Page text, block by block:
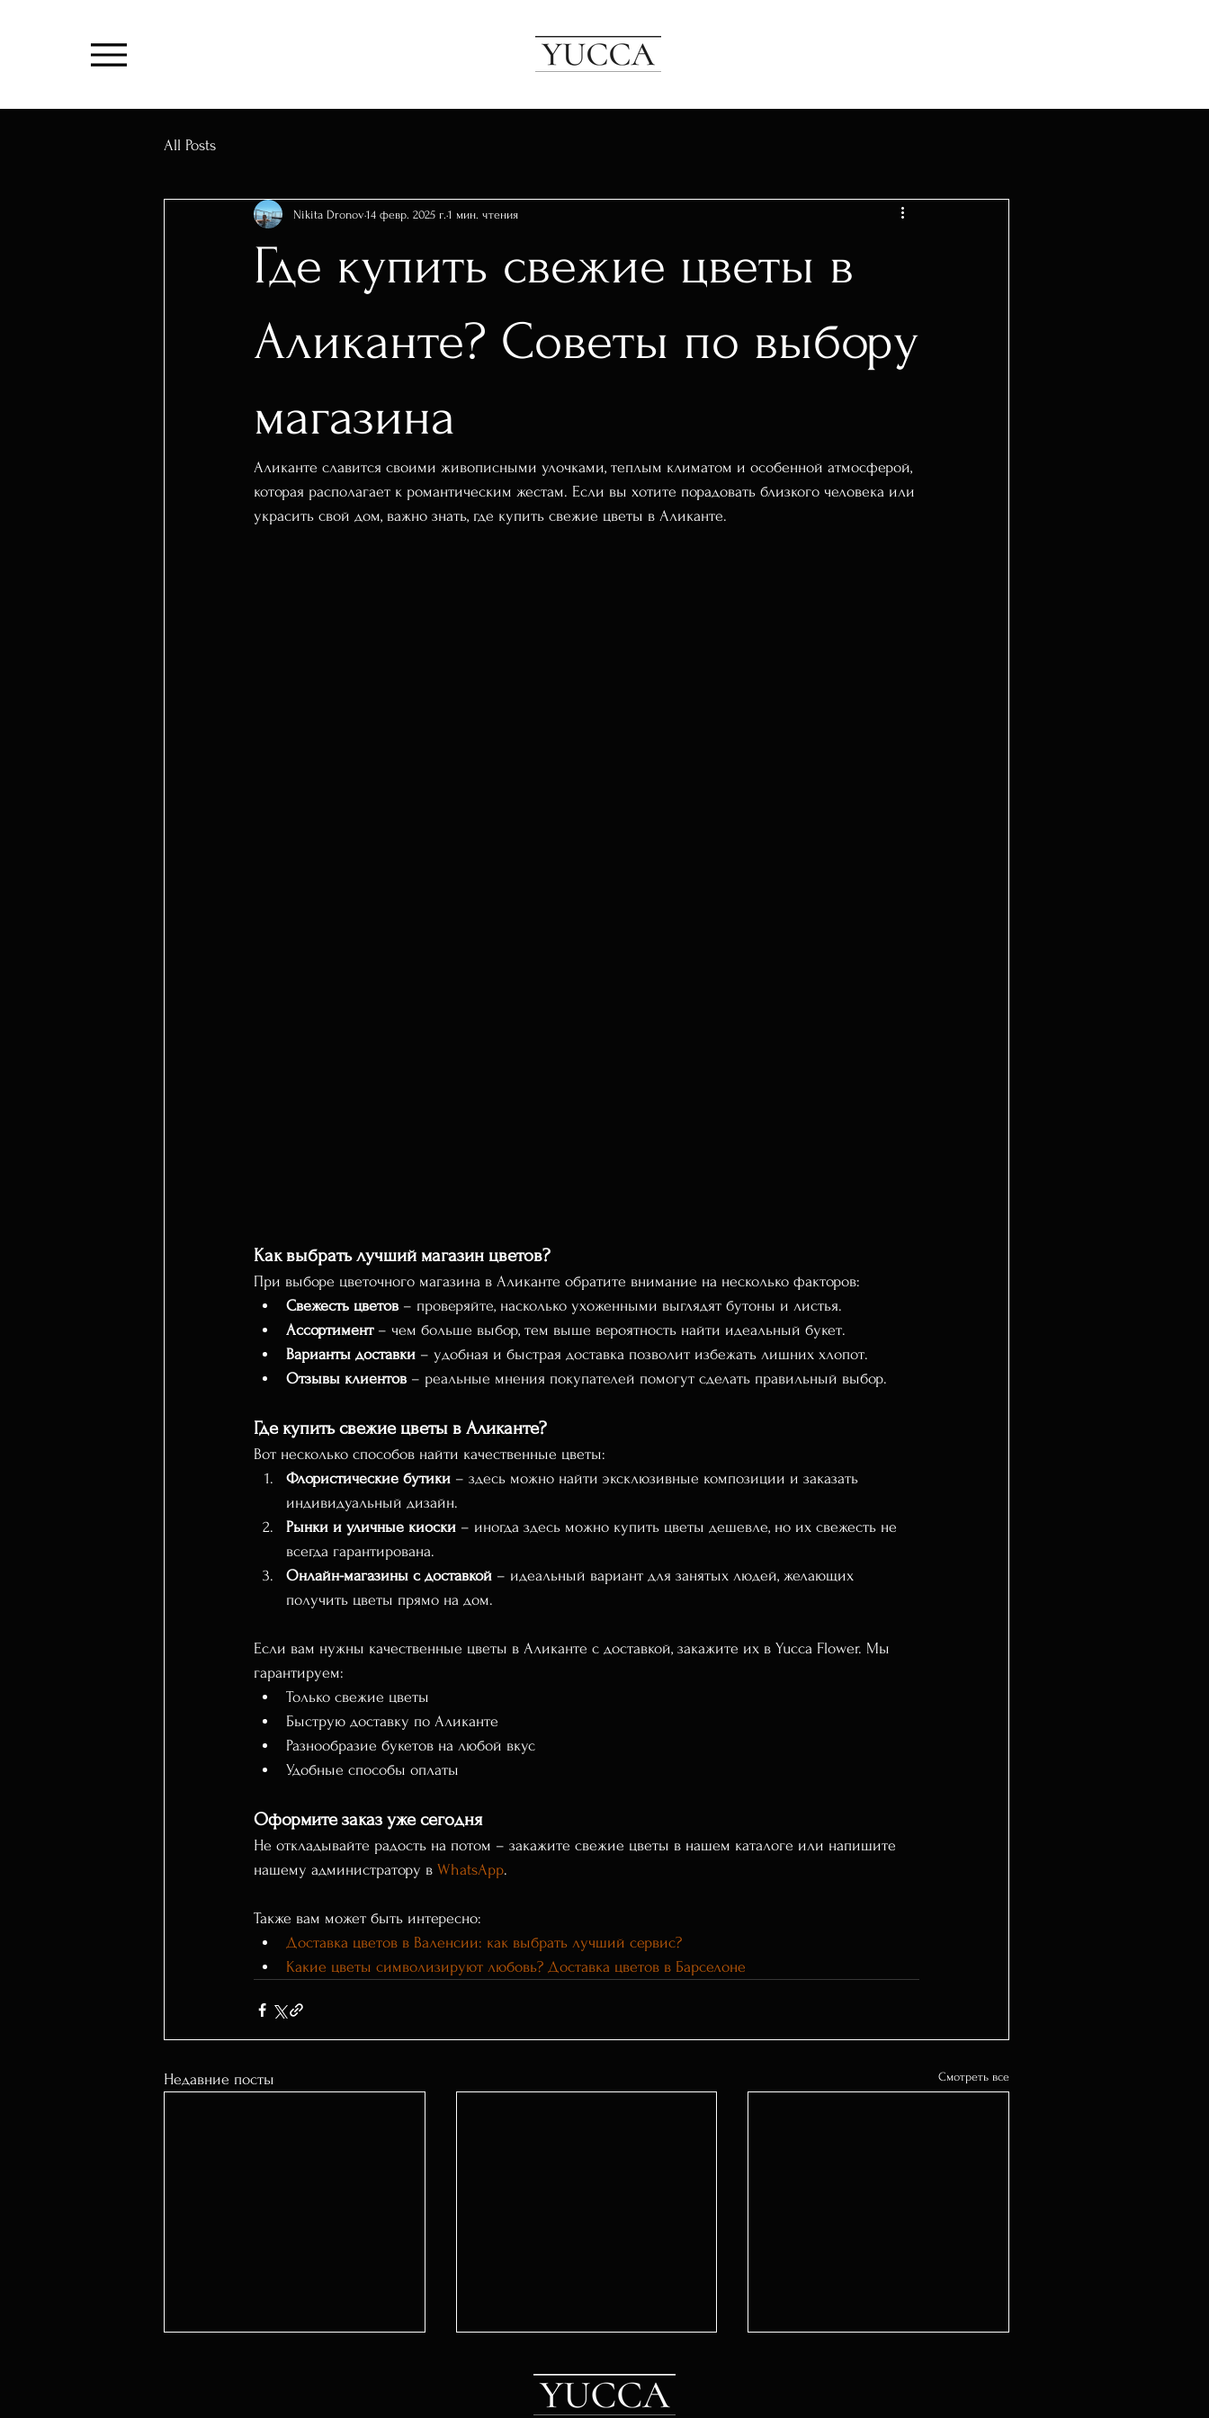
All Posts
Где купить свежие цветы в
Аликанте? Советы по выбору
магазина
Nikita Dronov 14 февр. 2025 г. 1 мин. чтения
Аликанте славится своими живописными улочками, теплым климатом и особенной атмосферой,
которая располагает к романтическим жестам. Если вы хотите порадовать близкого человека или
украсить свой дом, важно знать, где купить свежие цветы в Аликанте.
Как выбрать лучший магазин цветов?
При выборе цветочного магазина в Аликанте обратите внимание на несколько факторов:
Свежесть цветов – проверяйте, насколько ухоженными выглядят бутоны и листья.
Ассортимент – чем больше выбор, тем выше вероятность найти идеальный букет.
Варианты доставки – удобная и быстрая доставка позволит избежать лишних хлопот.
Отзывы клиентов – реальные мнения покупателей помогут сделать правильный выбор.
Где купить свежие цветы в Аликанте?
Вот несколько способов найти качественные цветы:
Флористические бутики – здесь можно найти эксклюзивные композиции и заказать
индивидуальный дизайн.
Рынки и уличные киоски – иногда здесь можно купить цветы дешевле, но их свежесть не
всегда гарантирована.
Онлайн-магазины с доставкой – идеальный вариант для занятых людей, желающих
получить цветы прямо на дом.
Если вам нужны качественные цветы в Аликанте с доставкой, закажите их в Yucca Flower. Мы
гарантируем:
Только свежие цветы
Быструю доставку по Аликанте
Разнообразие букетов на любой вкус
Удобные способы оплаты
Оформите заказ уже сегодня
Не откладывайте радость на потом – закажите свежие цветы в нашем каталоге или напишите
нашему администратору в WhatsApp.
Также вам может быть интересно:
Доставка цветов в Валенсии: как выбрать лучший сервис?
Какие цветы символизируют любовь? Доставка цветов в Барселоне
Недавние посты Смотреть все